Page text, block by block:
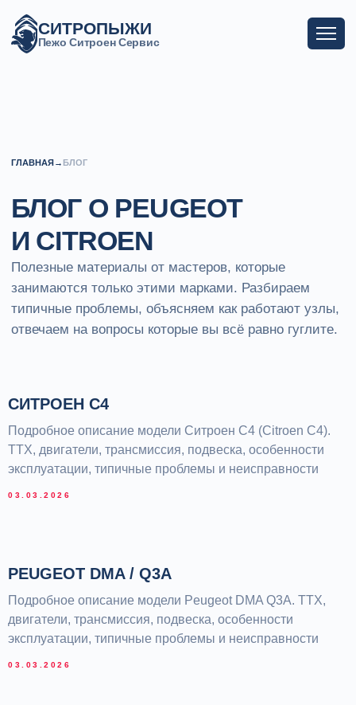
СИТРОПЫЖИ
Пежо Ситроен Сервис
СИТРОПЫЖИ
Пежо Ситроен Сервис
И CITROEN
занимаются только этими марками. Разбираем
типичные проблемы, объясняем как работают узлы,
отвечаем на вопросы которые вы всё равно гуглите.
СИТРОЕН C4
Подробное описание модели Ситроен С4 (Citroen C4).
ТТХ, двигатели, трансмиссия, подвеска, особенности
эксплуатации, типичные проблемы и неисправности
03.03.2026
PEUGEOT DMA / Q3A
Подробное описание модели Peugeot DMA Q3A. ТТХ,
двигатели, трансмиссия, подвеска, особенности
эксплуатации, типичные проблемы и неисправности
03.03.2026